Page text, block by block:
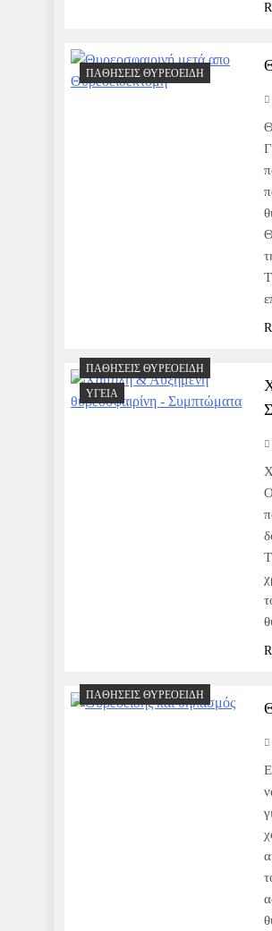
ΠΑΘΉΣΕΙΣ ΘΥΡΕΟΕΙΔΉ
ΠΑΘΉΣΕΙΣ ΘΥΡΕΟΕΙΔΉ
ΥΓΕΊΑ
ΠΑΘΉΣΕΙΣ ΘΥΡΕΟΕΙΔΉ